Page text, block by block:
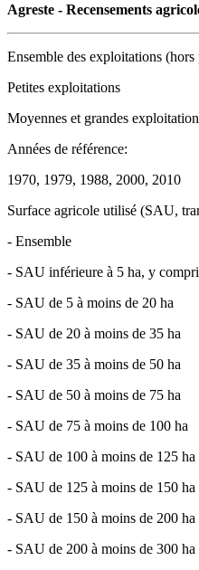
Agreste - Recensements
Ensemble des exploitations
Petites exploitations
Moyennes et grandes
Années de référence:
1970, 1979, 1988, 2000, 2010
Surface agricole utilisé (SAU,
- Ensemble
- SAU inférieure à 5 ha, y
- SAU de 5 à moins de 20 ha
- SAU de 20 à moins de 35 ha
- SAU de 35 à moins de 50 ha
- SAU de 50 à moins de 75 ha
- SAU de 75 à moins de 100 ha
- SAU de 100 à moins de 125 ha
- SAU de 125 à moins de 150 ha
- SAU de 150 à moins de 200 ha
- SAU de 200 à moins de 300 ha